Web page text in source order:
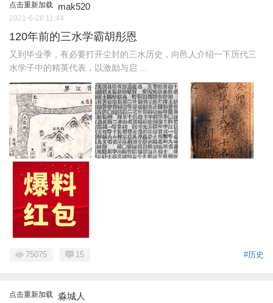
点击重新加载 mak520
2021-6-28 11:44
120年前的三水学霸胡彤恩
又到毕业季，有必要打开尘封的三水历史，向邑人介绍一下历代三
水学子中的精英代表，以激励与启 ...
#历史
75075 15
点击重新加载 淼城人